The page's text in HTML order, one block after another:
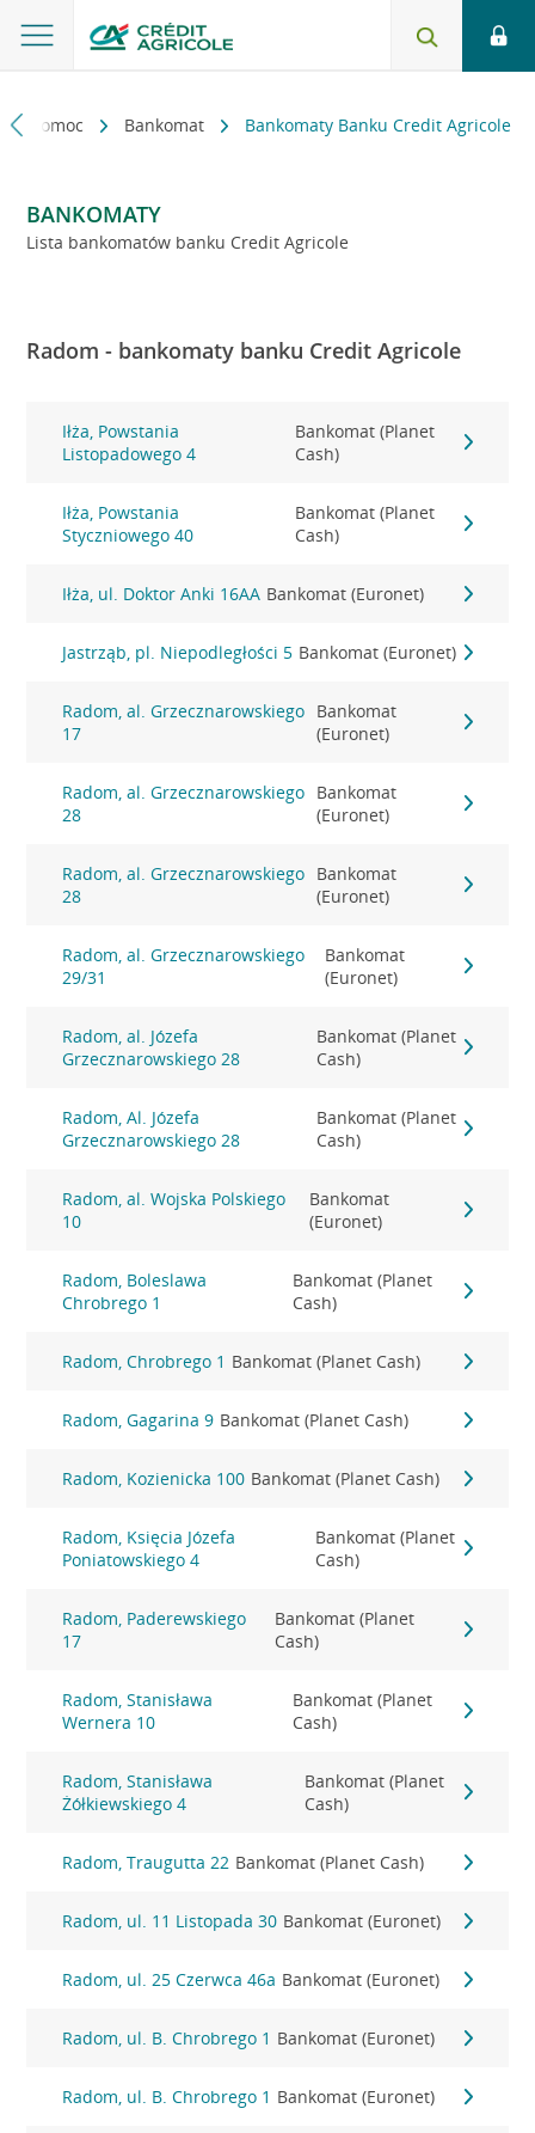
i pomoc Bankomat Bankomaty Banku Credit Agricole
BANKOMATY
Lista bankomatów banku Credit Agricole
Radom - bankomaty banku Credit Agricole
Iłża, Powstania
Listopadowego 4
Bankomat (Planet
Cash)
Iłża, Powstania
Styczniowego 40
Bankomat (Planet
Cash)
Iłża, ul. Doktor Anki 16AA Bankomat (Euronet)
Jastrząb, pl. Niepodległości 5 Bankomat (Euronet)
Radom, al. Grzecznarowskiego
17
Bankomat
(Euronet)
Radom, al. Grzecznarowskiego
28
Bankomat
(Euronet)
Radom, al. Grzecznarowskiego
28
Bankomat
(Euronet)
Radom, al. Grzecznarowskiego
29/31
Bankomat
(Euronet)
Radom, al. Józefa
Grzecznarowskiego 28
Bankomat (Planet
Cash)
Radom, Al. Józefa
Grzecznarowskiego 28
Bankomat (Planet
Cash)
Radom, al. Wojska Polskiego
10
Bankomat
(Euronet)
Radom, Boleslawa
Chrobrego 1
Bankomat (Planet
Cash)
Radom, Chrobrego 1 Bankomat (Planet Cash)
Radom, Gagarina 9 Bankomat (Planet Cash)
Radom, Kozienicka 100 Bankomat (Planet Cash)
Radom, Księcia Józefa
Poniatowskiego 4
Bankomat (Planet
Cash)
Radom, Paderewskiego
17
Bankomat (Planet
Cash)
Radom, Stanisława
Wernera 10
Bankomat (Planet
Cash)
Radom, Stanisława
Żółkiewskiego 4
Bankomat (Planet
Cash)
Radom, Traugutta 22 Bankomat (Planet Cash)
Radom, ul. 11 Listopada 30 Bankomat (Euronet)
Radom, ul. 25 Czerwca 46a Bankomat (Euronet)
Radom, ul. B. Chrobrego 1 Bankomat (Euronet)
Radom, ul. B. Chrobrego 1 Bankomat (Euronet)